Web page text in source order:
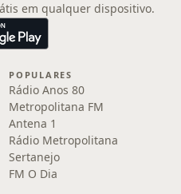
em qualquer dispositivo.
POPULARES
Rádio Anos 80
Metropolitana FM
Antena 1
Rádio Metropolitana
Sertanejo
FM O Dia